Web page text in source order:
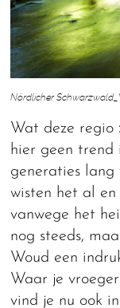
Nördlicher
Wat deze regio
hier geen trend
generaties lang
wisten het al en
vanwege het
nog steeds,
Woud een
Waar je
vind je nu ook